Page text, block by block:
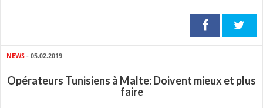
NEWS - 05.02.2019
Opérateurs Tunisiens à Malte: Doivent mieux et plus
faire